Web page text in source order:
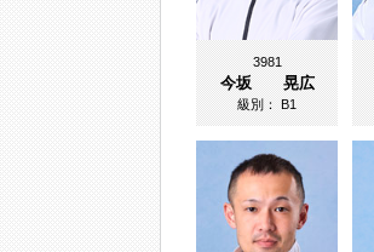
3981
今坂 晃広
級別：B1